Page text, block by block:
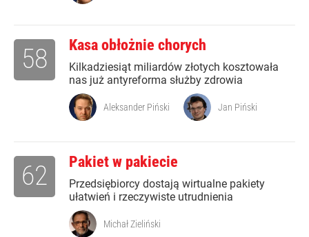
Kasa obłożnie chorych
Kilkadziesiąt miliardów złotych kosztowała
nas już antyreforma służby zdrowia
58
Aleksander Piński Jan Piński
Pakiet w pakiecie
Przedsiębiorcy dostają wirtualne pakiety
ułatwień i rzeczywiste utrudnienia
62
Michał Zieliński